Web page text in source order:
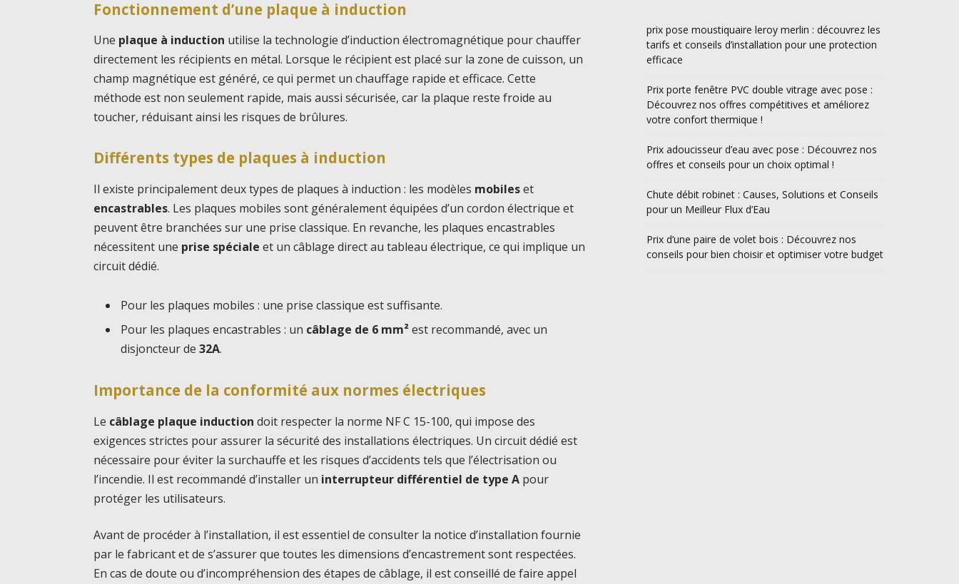
Fonctionnement d’une plaque à induction
Une plaque à induction utilise la technologie d’induction électromagnétique pour chauffer
directement les récipients en métal. Lorsque le récipient est placé sur la zone de cuisson, un
champ magnétique est généré, ce qui permet un chauffage rapide et efficace. Cette
méthode est non seulement rapide, mais aussi sécurisée, car la plaque reste froide au
toucher, réduisant ainsi les risques de brûlures.
Différents types de plaques à induction
Il existe principalement deux types de plaques à induction : les modèles mobileset
encastrables. Les plaques mobiles sont généralement équipées d’un cordon électrique et
peuvent être branchées sur une prise classique. En revanche, les plaques encastrables
nécessitent une prise spéciale et un câblage direct au tableau électrique, ce qui implique un
circuit dédié.
Pour les plaques mobiles : une prise classique est suffisante.
Pour les plaques encastrables : un câblage de 6 mm²est recommandé, avec un
disjoncteur de32A.
Importance de la conformité aux normes électriques
Le câblage plaque induction doit respecter la norme NF C 15-100, qui impose des
exigences strictes pour assurer la sécurité des installations électriques. Un circuit dédié est
nécessaire pour éviter la surchauffe et les risques d’accidents tels que l’électrisation ou
l’incendie. Il est recommandé d’installer un interrupteur différentiel de type A pour
protéger les utilisateurs.
Avant de procéder à l’installation, il est essentiel de consulter la notice d’installation fournie
par le fabricant et de s’assurer que toutes les dimensions d’encastrement sont respectées.
En cas de doute ou d’incompréhension des étapes de câblage, il est conseillé de faire appel
prix pose moustiquaire leroy merlin : découvrez les
tarifs et conseils d’installation pour une protection
efficace
Prix porte fenêtre PVC double vitrage avec pose :
Découvrez nos offres compétitives et améliorez
votre confort thermique !
Prix adoucisseur d’eau avec pose : Découvrez nos
offres et conseils pour un choix optimal !
Chute débit robinet : Causes, Solutions et Conseils
pour un Meilleur Flux d’Eau
Prix d’une paire de volet bois : Découvrez nos
conseils pour bien choisir et optimiser votre budget